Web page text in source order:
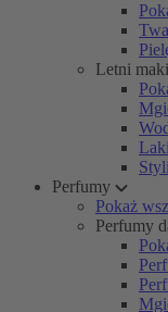
Letni
Perfumy
Pokaż
Perfumy